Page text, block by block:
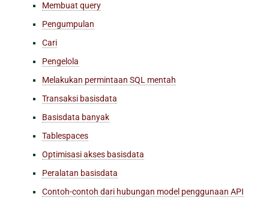
Membuat query
Pengumpulan
Cari
Pengelola
Melakukan permintaan SQL mentah
Transaksi basisdata
Basisdata banyak
Tablespaces
Optimisasi akses basisdata
Peralatan basisdata
Contoh-contoh dari hubungan model penggunaan API